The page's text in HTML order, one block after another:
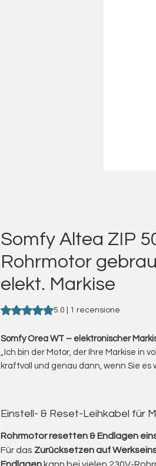
Somfy Altea ZIP
Rohrmotor
elekt. Markise
Sulla base di 1 recensione, la
5.0 | 1 recensione
Somfy Orea WT – elektronischer
„Ich bin der Motor, der Ihre Markise in
kraftvoll und genau dann, wenn Sie es
Endabschaltung und ihre Fähigkeit,
Vom kleinen Balkon bis zur
bieten Drehmomente von kompakten
sodass selbst schwere Anlagen
Einstell- & Reset-Leihkabel für
Rohrmotor resetten & Endlagen
Für das Zurücksetzen auf
Endlagenkann bei vielen 230V-